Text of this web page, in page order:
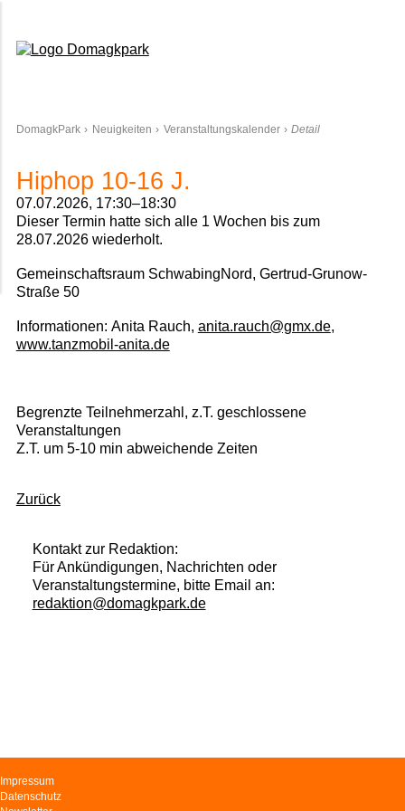
DomagkPark Neuigkeiten Veranstaltungskalender Detail
Hiphop 10-16 J.
07.07.2026, 17:30–18:30
Dieser Termin hatte sich alle 1 Wochen bis zum
28.07.2026 wiederholt.
Gemeinschaftsraum SchwabingNord, Gertrud-Grunow-
Straße 50
Informationen: Anita Rauch, anita.rauch@gmx.de,
www.tanzmobil-anita.de
Begrenzte Teilnehmerzahl, z.T. geschlossene
Veranstaltungen
Z.T. um 5-10 min abweichende Zeiten
Zurück
Kontakt zur Redaktion:
Für Ankündigungen, Nachrichten oder
Veranstaltungstermine, bitte Email an:
redaktion@domagkpark.de
Navigation
überspringen
Impressum
Datenschutz